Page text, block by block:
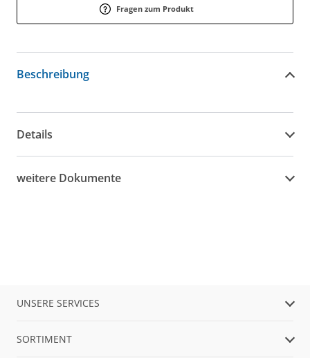
Fragen zum Produkt
Beschreibung
Details
weitere Dokumente
UNSERE SERVICES
SORTIMENT